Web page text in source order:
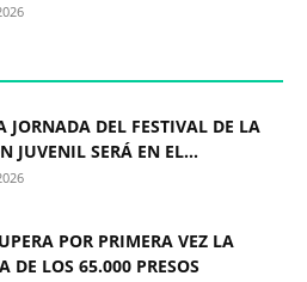
JORNADA DEL FESTIVAL DE LA
JUVENIL SERÁ EN EL...
POR PRIMERA VEZ LA
DE LOS 65.000 PRESOS